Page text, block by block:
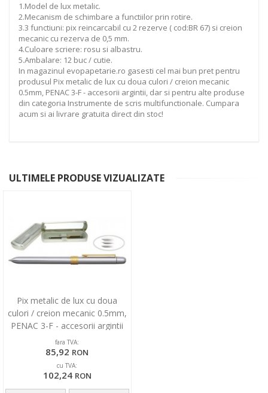
1.Model de lux metalic.
2.Mecanism de schimbare a functiilor prin rotire.
3.3 functiuni: pix reincarcabil cu 2 rezerve ( cod:BR 67) si creion
mecanic cu rezerva de 0,5 mm.
4.Culoare scriere: rosu si albastru.
5.Ambalare: 12 buc / cutie.
In magazinul evopapetarie.ro gasesti cel mai bun pret pentru
produsul Pix metalic de lux cu doua culori / creion mecanic
0.5mm, PENAC 3-F - accesorii argintii, dar si pentru alte produse
din categoria Instrumente de scris multifunctionale. Cumpara
acum si ai livrare gratuita direct din stoc!
ULTIMELE PRODUSE VIZUALIZATE
Pix metalic de lux cu doua
culori / creion mecanic 0.5mm,
PENAC 3-F - accesorii argintii
fara TVA:
85,92 RON
cu TVA:
102,24 RON